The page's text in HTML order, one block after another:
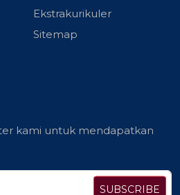
Ekstrakurikuler
Sitemap
kami untuk mendapatkan
SUBSCRIBE